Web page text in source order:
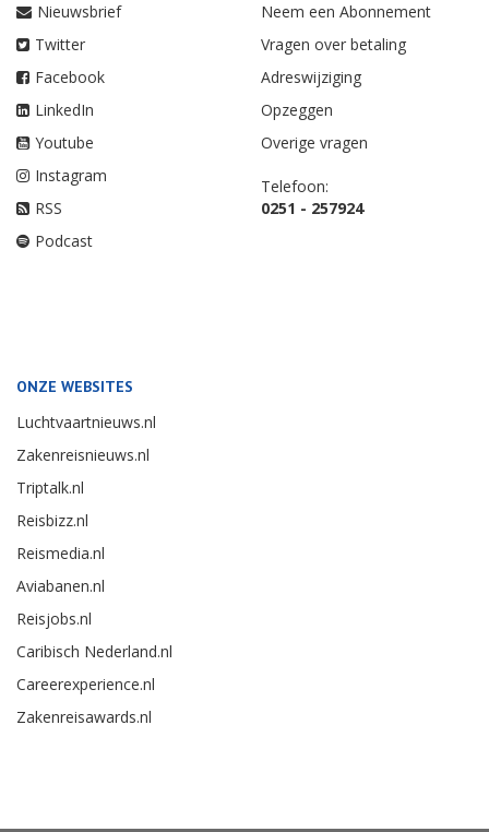
Nieuwsbrief
Twitter
Facebook
LinkedIn
Youtube
Instagram
RSS
Podcast
Neem een Abonnement
Vragen over betaling
Adreswijziging
Opzeggen
Overige vragen
Telefoon:
0251 - 257924
ONZE WEBSITES
Luchtvaartnieuws.nl
Zakenreisnieuws.nl
Triptalk.nl
Reisbizz.nl
Reismedia.nl
Aviabanen.nl
Reisjobs.nl
Caribisch Nederland.nl
Careerexperience.nl
Zakenreisawards.nl